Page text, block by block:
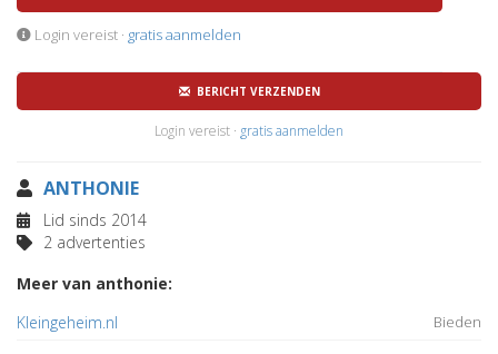
Login vereist · gratis aanmelden
BERICHT VERZENDEN
Login vereist · gratis aanmelden
ANTHONIE
Lid sinds 2014
2 advertenties
Meer van anthonie:
Kleingeheim.nl
Bieden